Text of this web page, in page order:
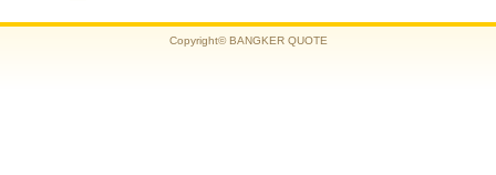
Copyright© BANGKER QUOTE